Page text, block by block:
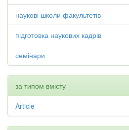
наукові школи факультетів
підготовка наукових кадрів
семінари
за типом вмісту
Article